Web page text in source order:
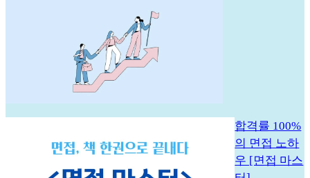
합격률 100%
의 면접 노하
우 [면접 마스